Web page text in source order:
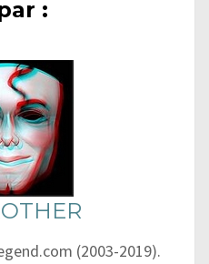
:
(2003-2019).